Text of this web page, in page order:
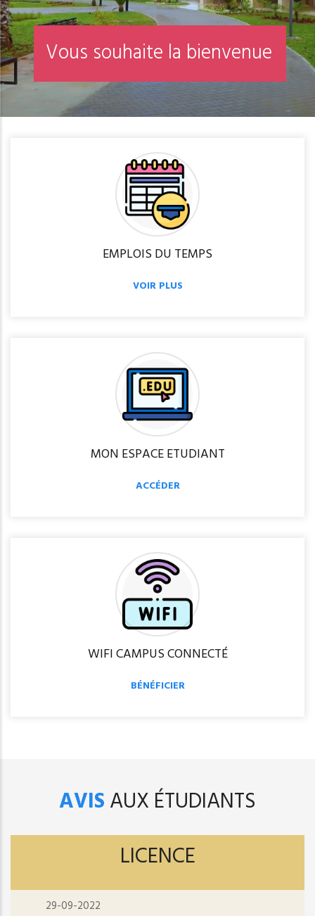
Réinscriptio
n
EMPLOIS DU TEMPS
VOIR PLUS
MON ESPACE ETUDIANT
ACCÉDER
WIFI CAMPUS CONNECTÉ
BÉNÉFICIER
AVISAUX ÉTUDIANTS
LICENCE
29-09-2022